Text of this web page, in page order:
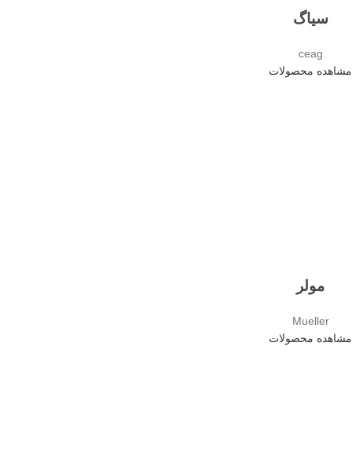
سیاگ
ceag
مشاهده محصولات
مولر
Mueller
مشاهده محصولات